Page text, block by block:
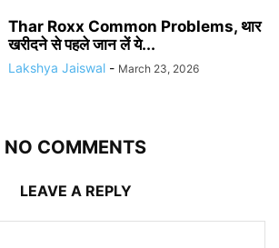
Thar Roxx Common Problems, थार
खरीदने से पहले जान लें ये...
Lakshya Jaiswal - March 23, 2026
NO COMMENTS
LEAVE A REPLY